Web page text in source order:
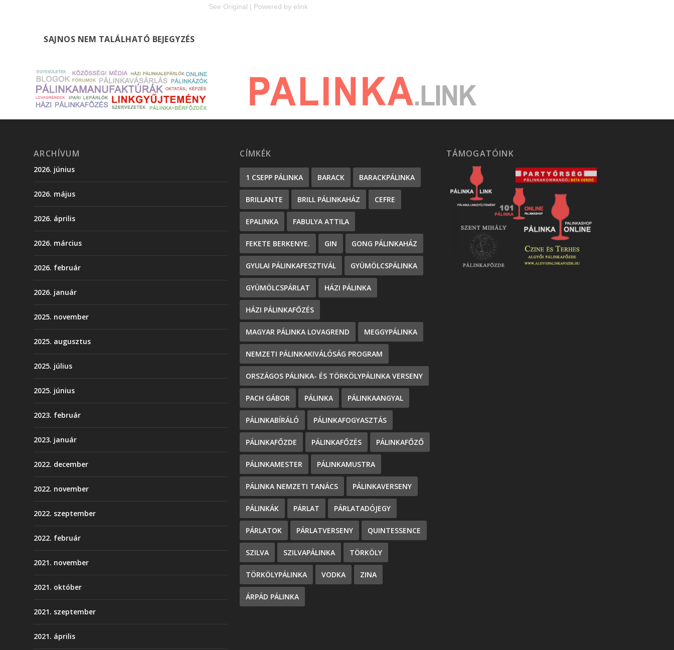
See Original | Powered by elink
SAJNOS NEM TALÁLHATÓ BEJEGYZÉS
ARCHÍVUM
2026. június
2026. május
2026. április
2026. március
2026. február
2026. január
2025. november
2025. augusztus
2025. július
2025. június
2023. február
2023. január
2022. december
2022. november
2022. szeptember
2022. február
2021. november
2021. október
2021. szeptember
2021. április
CÍMKÉK
1 CSEPP PÁLINKA BARACK BARACKPÁLINKA
BRILLANTE BRILL PÁLINKAHÁZ CEFRE
EPALINKA FABULYA ATTILA
FEKETE BERKENYE. GIN GONG PÁLINKAHÁZ
GYULAI PÁLINKAFESZTIVÁL GYÜMÖLCSPÁLINKA
GYÜMÖLCSPÁRLAT HÁZI PÁLINKA
HÁZI PÁLINKAFŐZÉS
MAGYAR PÁLINKA LOVAGREND MEGGYPÁLINKA
NEMZETI PÁLINKAKIVÁLÓSÁG PROGRAM
ORSZÁGOS PÁLINKA- ÉS TÖRKÖLYPÁLINKA VERSENY
PACH GÁBOR PÁLINKA PÁLINKAANGYAL
PÁLINKABÍRÁLÓ PÁLINKAFOGYASZTÁS
PÁLINKAFŐZDE PÁLINKAFŐZÉS PÁLINKAFŐZŐ
PÁLINKAMESTER PÁLINKAMUSTRA
PÁLINKA NEMZETI TANÁCS PÁLINKAVERSENY
PÁLINKÁK PÁRLAT PÁRLATADÓJEGY
PÁRLATOK PÁRLATVERSENY QUINTESSENCE
SZILVA SZILVAPÁLINKA TÖRKÖLY
TÖRKÖLYPÁLINKA VODKA ZINA
ÁRPÁD PÁLINKA
TÁMOGATÓINK